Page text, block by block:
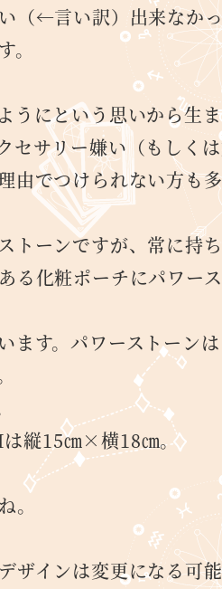
（←言い訳）出来なかっ
にという思いから生ま
セサリー嫌い（もしく
由でつけられない方も
トーンですが、常に持
る化粧ポーチにパワー
ます。パワーストーン
縦15㎝×横18㎝。
。
ザインは変更になる可